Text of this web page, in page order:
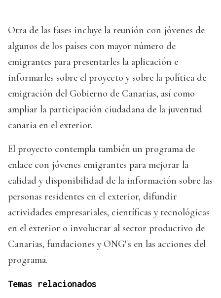
Otra de las fases incluye la reunión con jóvenes de
algunos de los países con mayor número de
emigrantes para presentarles la aplicación e
informarles sobre el proyecto y sobre la política de
emigración del Gobierno de Canarias, así como
ampliar la participación ciudadana de la juventud
canaria en el exterior.
El proyecto contempla también un programa de
enlace con jóvenes emigrantes para mejorar la
calidad y disponibilidad de la información sobre las
personas residentes en el exterior, difundir
actividades empresariales, científicas y tecnológicas
en el exterior o involucrar al sector productivo de
Canarias, fundaciones y ONG"s en las acciones del
programa.
Temas relacionados